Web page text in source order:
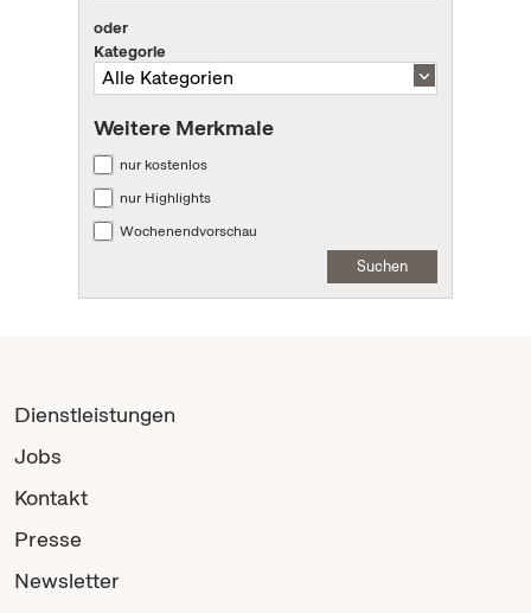
oder
Kategorie
Weitere Merkmale
nur kostenlos
nur Highlights
Wochenendvorschau
Suchen
Dienstleistungen
Jobs
Kontakt
Presse
Newsletter